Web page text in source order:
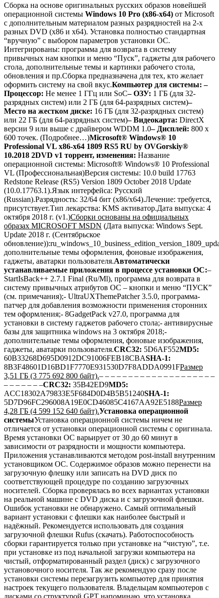
Сборка на основе оригинальных русских образов новейшей
операционной системы Windows 10 Pro (x86-x64) от Microsoft
с дополнительным материалом разных разрядностей на 2-х
разных DVD (x86 и x64). Установка полностью стандартная
“вручную” с выбором параметров установки ОС.
Интегрированы: программа для возврата в систему
привычных нам кнопки и меню “Пуск”, гаджеты для рабочего
стола, дополнительные темы и картинки рабочего стола,
обновления и пр.Сборка предназначена для тех, кто желает
оформить систему на свой вкус.Компьютер для системы:–
Процессор: Не менее 1 ГГц или SoC– ОЗУ: 1 ГБ (для 32-
разрядных систем) или 2 ГБ (для 64-разрядных систем)–
Место на жестком диске: 16 ГБ (для 32-разрядных систем)
или 22 ГБ (для 64-разрядных систем)– Видеокарта: DirectX
версии 9 или выше с драйвером WDDM 1.0– Дисплей: 800 x
600 точек. (Подробнее…)Microsoft® Windows® 10
Professional VL x86-x64 1809 RS5 RU by OVGorskiy®
10.2018 2DVD v1 торрент, изменения: Название
операционной системы: Microsoft® Windows® 10 Professional
VL (Профессиональная)Версия системы: 10.0 build 17763
Redstone Release (RS5) Version 1809 October 2018 Update
(10.0.17763.1).Язык интерфейса: Русский
(Russian).Разрядность: 32/64 бит (x86/x64).Лечение: требуется,
присутствует.Тип лекарства: KMS активатор.Дата выпуска: 4
октября 2018 г. (v1.)Сборки основаны на официальных
образах MICROSOFT MSDN (Дата выпуска: Windows Sept.
Update 2018 г. (Сентябрьское
дополнительные темы оформления, фоновые изображения,
гаджеты, аватарки пользователя.Автоматически
устанавливаемые приложения в процессе установки ОС:–
StartIsBack++ 2.7.1 Final (Ru/Ml), программа для возврата в
систему привычных атрибутов ОС – кнопки и меню “ПУСК”
(см. примечания);- UltraUXThemePatcher 3.5.0, программа-
патчер для добавления возможности применения сторонних
тем оформления;- 8GadgetPack v27.0, программа для
установки в систему гаджетов рабочего стола;- антивирусные
базы для защитника windows на 3 октября 2018;-
дополнительные темы оформления, фоновые изображения,
гаджеты, аватарки пользователя.CRC32: 5D6AF552MD5:
60B33268D695D0912DC91006FEB18CBASHA-1:
8B3F48601D16BD1F7770E931530D7F8ADDA0991FРазмер
3,51 ГБ (3 775 692 800 байт).– – – – – – – – – – – – – – – – – – – –
– – – – – – –CRC32: 35B42ED9MD5:
ACC18302A79833E5F684D0D4B5B51240SHA-1:
5D7D96FC296008A19E0CD46085C4167AA92E5188Размер
4,28 ГБ (4 599 152 640 байт).Установка операционной
системыУстановка операционной системы ничем не
отличается от установки операционной системы с оригинала.
Время установки ОС варьирует от 30 до 60 минут в
зависимости от разрядности и мощности компьютера.
Приложения устанавливаются методом post-install внутренним
установщиком ОС. Содержимое образов можно перенести на
загрузочную флешку или записать на DVD диск по
соответствующей процедуре по созданию загрузочных
носителей. Сборка проверялась во всех вариантах установки
на реальной машине с DVD диска и с загрузочной флешки.
Ошибок установки не обнаружено. Самый оптимальный
вариант установки с флешки как наиболее быстрый и
надёжный. Рекомендуется использовать для создания
загрузочной флешки Rufus (скачать). Работоспособность
сборки гарантируется только при установке на “чистую”, т.е.
при установке из под начальной загрузки компьютера на
чистый, отформатированный раздел (диск) с загрузочного
установочного носителя. Так же рекомендую сразу после
установки системы перезагрузить компьютер для принятия
настроек текущего пользователя. Владельцам компьютеров с
дисками со структурой GPT напоминаю, что установка